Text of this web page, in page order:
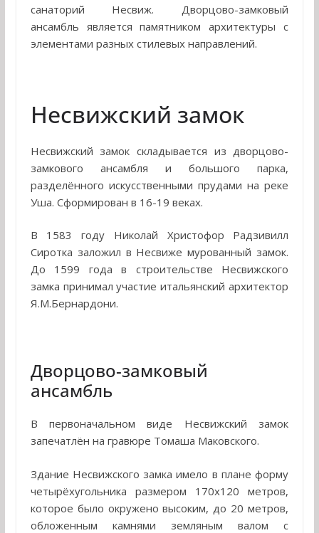
санаторий Несвиж. Дворцово-замковый
ансамбль является памятником архитектуры с
элементами разных стилевых направлений.
Несвижский замок
Несвижский замок складывается из дворцово-
замкового ансамбля и большого парка,
разделённого искусственными прудами на реке
Уша. Сформирован в 16-19 веках.
В 1583 году Николай Христофор Радзивилл
Сиротка заложил в Несвиже мурованный замок.
До 1599 года в строительстве Несвижского
замка принимал участие итальянский архитектор
Я.М.Бернардони.
Дворцово-замковый
ансамбль
В первоначальном виде Несвижский замок
запечатлён на гравюре Томаша Маковского.
Здание Несвижского замка имело в плане форму
четырёхугольника размером 170х120 метров,
которое было окружено высоким, до 20 метров,
обложенным камнями земляным валом с